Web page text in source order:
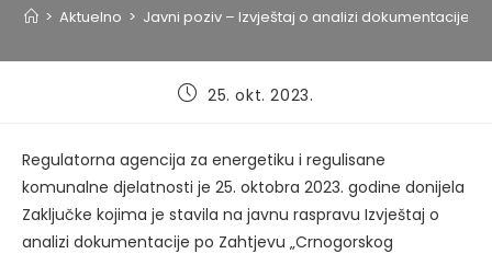
> Aktuelno > Javni poziv – Izvještaj o analizi dokumentacije
Post25. okt. 2023.
Regulatorna agencija za energetiku i regulisane
komunalne djelatnosti je 25. oktobra 2023. godine donijela
Zaključke kojima je stavila na javnu raspravu Izvještaj o
analizi dokumentacije po Zahtjevu „Crnogorskog